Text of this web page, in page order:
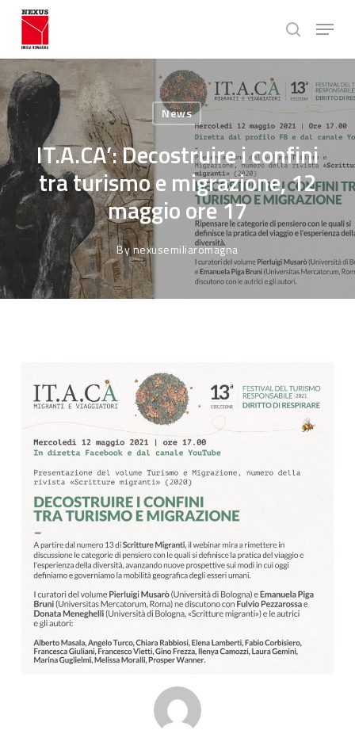
Skip
main
content
search
Menu
News
IT.A.CA’: Decostruire i confini
tra turismo e migrazione, 12
maggio ore 17
Bynexusemiliaromagna